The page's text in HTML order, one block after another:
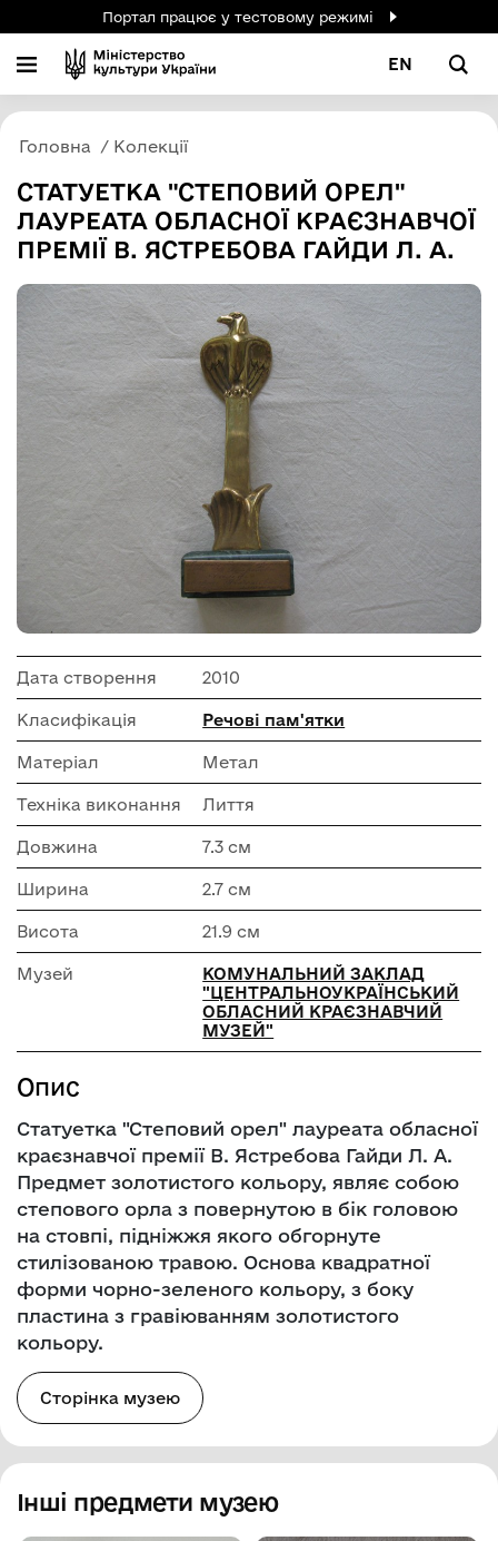
Портал працює у тестовому режимі
EN
Головна Колекції
СТАТУЕТКА "СТЕПОВИЙ ОРЕЛ"
ЛАУРЕАТА ОБЛАСНОЇ КРАЄЗНАВЧОЇ
ПРЕМІЇ В. ЯСТРЕБОВА ГАЙДИ Л. А.
Дата створення 2010
Класифікація Речові пам'ятки
Матеріал Метал
Техніка виконання Лиття
Довжина 7.3 см
Ширина 2.7 см
Висота 21.9 см
Музей
КОМУНАЛЬНИЙ ЗАКЛАД
"ЦЕНТРАЛЬНОУКРАЇНСЬКИЙ
ОБЛАСНИЙ КРАЄЗНАВЧИЙ
МУЗЕЙ"
Опис
Статуетка "Степовий орел" лауреата обласної
краєзнавчої премії В. Ястребова Гайди Л. А.
Предмет золотистого кольору, являє собою
степового орла з повернутою в бік головою
на стовпі, підніжжя якого обгорнуте
стилізованою травою. Основа квадратної
форми чорно-зеленого кольору, з боку
пластина з гравіюванням золотистого
кольору.
Сторінка музею
Інші предмети музею